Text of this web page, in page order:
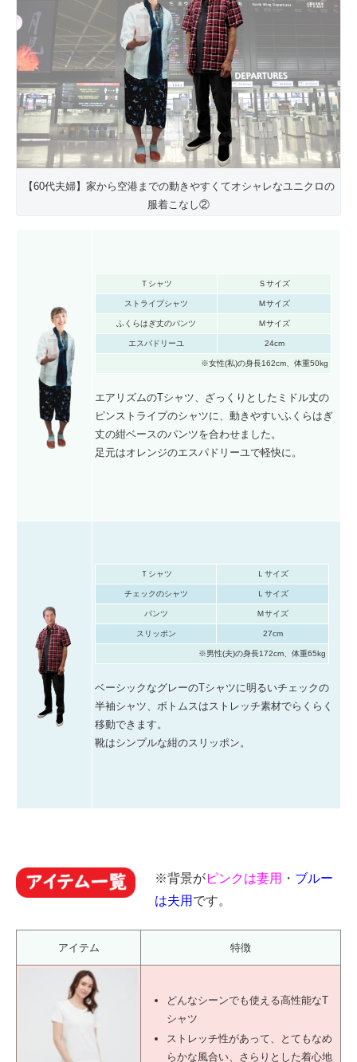
【60代夫婦】家から空港までの動きやすくてオシャレなユニクロの
服着こなし②
Ｔシャツ Ｓサイズ
ストライプシャツ Ｍサイズ
ふくらはぎ丈のパンツ Ｍサイズ
エスパドリーユ 24cm
※女性(私)の身長162cm、体重50kg
エアリズムのTシャツ、ざっくりとしたミドル丈の
ピンストライプのシャツに、動きやすいふくらはぎ
丈の紺ベースのパンツを合わせました。
足元はオレンジのエスパドリーユで軽快に。
Ｔシャツ Ｌサイズ
チェックのシャツ Ｌサイズ
パンツ Ｍサイズ
スリッポン 27cm
※男性(夫)の身長172cm、体重65kg
ベーシックなグレーのTシャツに明るいチェックの
半袖シャツ、ボトムスはストレッチ素材でらくらく
移動できます。
靴はシンプルな紺のスリッポン。
※背景がピンクは妻用 ・ ブルー
は夫用 です。
アイテム 特徴
どんなシーンでも使える高性能なT
シャツ
ストレッチ性があって、とてもなめ
らかな風合い、さらりとした着心地